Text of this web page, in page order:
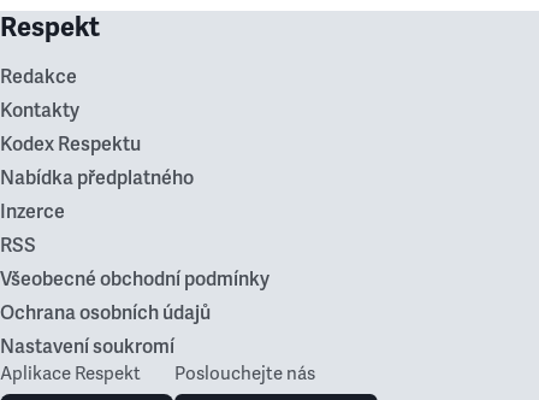
Respekt
Redakce
Kontakty
Kodex Respektu
Nabídka předplatného
Inzerce
RSS
Všeobecné obchodní podmínky
Ochrana osobních údajů
Nastavení soukromí
Aplikace Respekt Poslouchejte nás